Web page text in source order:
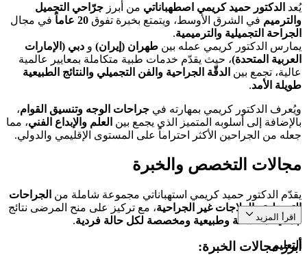
يُعد الدكتور حميد كريمي اصطهباناتي من أبرز جرّاحي التجميل
والترميم في الشرق الأوسط، ويتمتع بخبرة تفوق 20 عاماً
في مجال
الجراحة التجميلية والترميمية.
يمارس الدكتور كريمي عمله بين طهران (إيران) و دبي (الإمارات
العربية المتحدة)، حيث يقدّم خدمات طبية متكاملة بمعايير عالمية
عالية، تجمع بين الدقّة الجراحية والفن التجميلي والنتائج الطبيعية
طويلة الأمد.
ويُعرف الدكتور كريمي بمهارته في جراحات الوجه وتنسيق القوام،
بالإضافة إلى أسلوبه المتميز الذي يجمع بين العلم والإبداع الفني، مما
جعله من الجراحين الأكثر احتراماً على المستوى الإقليمي والدولي.
مجالات التخصص والخبرة
يقدّم الدكتور حميد كريمي استهباناتي مجموعة شاملة من الجراحات
التجميلية والعلاجات غير الجراحية، مع تركيز على منح المرضى نتائج
جمالية متناسقة وطبيعية ومخصصة لكل حالة فردية.
أبرز مجالات الخبرة:
اقرأ المزيد
التعليم